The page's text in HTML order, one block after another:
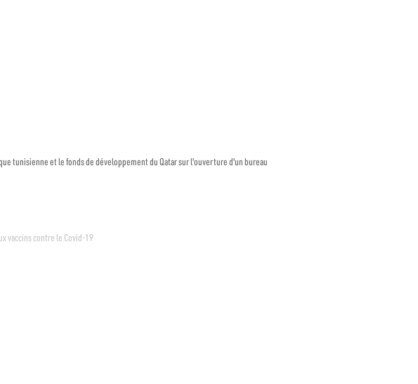
tunisienne et le fonds de développement du Qatar sur l'ouverture d'un bureau
vaccins contre le Covid-19